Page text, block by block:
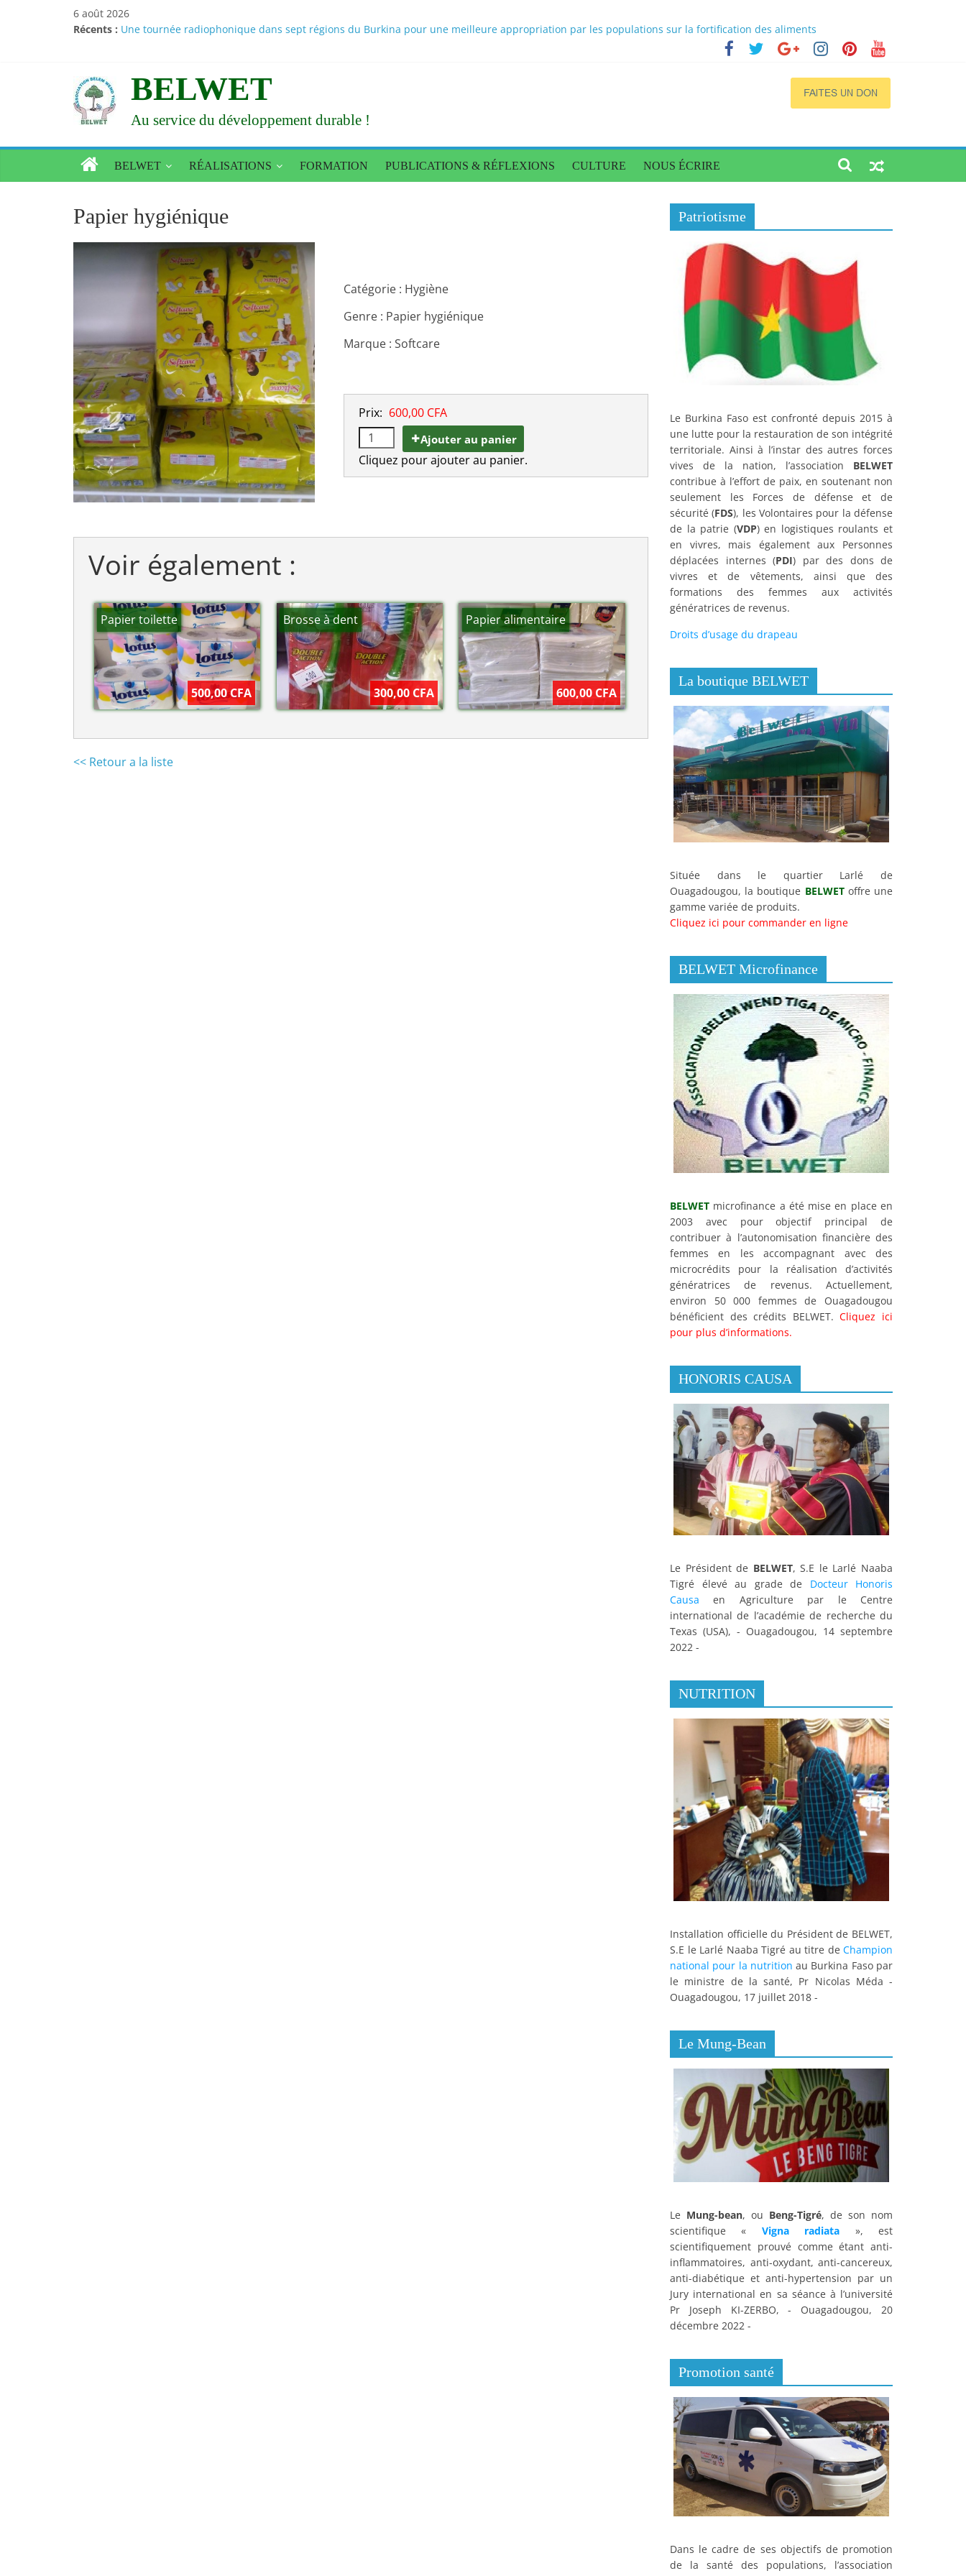
6 août 2026
Récents : Une tournée radiophonique dans sept régions du Burkina pour une meilleure appropriation par les populations sur la fortification des aliments
Amélioration de l’état alimentaire et nuritionnel des populations : une caravane de presse pour constater la situation dans quatre régions du Burkina
Le Larlé Naaba Tigré consacre sa XXXVI année de règne
Vœux du nouvel an 2026 : Le Larlé Naaba Tigré donne des orientations pour une production alimentaire endogène de qualité et accessible
BELWET
Au service du développement durable !
BELWET RÉALISATIONS FORMATION PUBLICATIONS & RÉFLEXIONS CULTURE NOUS ÉCRIRE
Papier hygiénique
Catégorie : Hygiène
Genre : Papier hygiénique
Marque : Softcare
Prix: 600,00 CFA
Ajouter au panier
Cliquez pour ajouter au panier.
Voir également :
Papier toilette
500,00 CFA
Brosse à dent
300,00 CFA
Papier alimentaire
600,00 CFA
<< Retour a la liste
Patriotisme
Le Burkina Faso est confronté depuis 2015 à
une lutte pour la restauration de son intégrité
territoriale. Ainsi à l’instar des autres forces
vives de la nation, l’association BELWET
contribue à l’effort de paix, en soutenant non
seulement les Forces de défense et de
sécurité (FDS), les Volontaires pour la défense
de la patrie (VDP) en logistiques roulants et
en vivres, mais également aux Personnes
déplacées internes (PDI) par des dons de
vivres et de vêtements, ainsi que des
formations des femmes aux activités
génératrices de revenus.
Droits d’usage du drapeau
La boutique BELWET
Située dans le quartier Larlé de
Ouagadougou, la boutique BELWEToffre une
gamme variée de produits.
Cliquez ici pour commander en ligne
BELWET Microfinance
BELWET microfinance a été mise en place en
2003 avec pour objectif principal de
contribuer à l’autonomisation financière des
femmes en les accompagnant avec des
microcrédits pour la réalisation d’activités
génératrices de revenus. Actuellement,
environ 50 000 femmes de Ouagadougou
bénéficient des crédits BELWET.Cliquez ici
pour plus d’informations.
HONORIS CAUSA
Le Président de BELWET, S.E le Larlé Naaba
Tigré élevé au grade de Docteur Honoris
Causa en Agriculture par le Centre
international de l’académie de recherche du
Texas (USA), - Ouagadougou, 14 septembre
2022 -
NUTRITION
Installation officielle du Président de BELWET,
S.E le Larlé Naaba Tigré au titre de Champion
national pour la nutrition au Burkina Faso par
le ministre de la santé, Pr Nicolas Méda -
Ouagadougou, 17 juillet 2018 -
Le Mung-Bean
Le Mung-bean, ou Beng-Tigré, de son nom
scientifique « Vigna radiata », est
scientifiquement prouvé comme étant anti-
inflammatoires, anti-oxydant, anti-cancereux,
anti-diabétique et anti-hypertension par un
Jury international en sa séance à l’université
Pr Joseph KI-ZERBO, - Ouagadougou, 20
décembre 2022 -
Promotion santé
Dans le cadre de ses objectifs de promotion
de la santé des populations, l’association